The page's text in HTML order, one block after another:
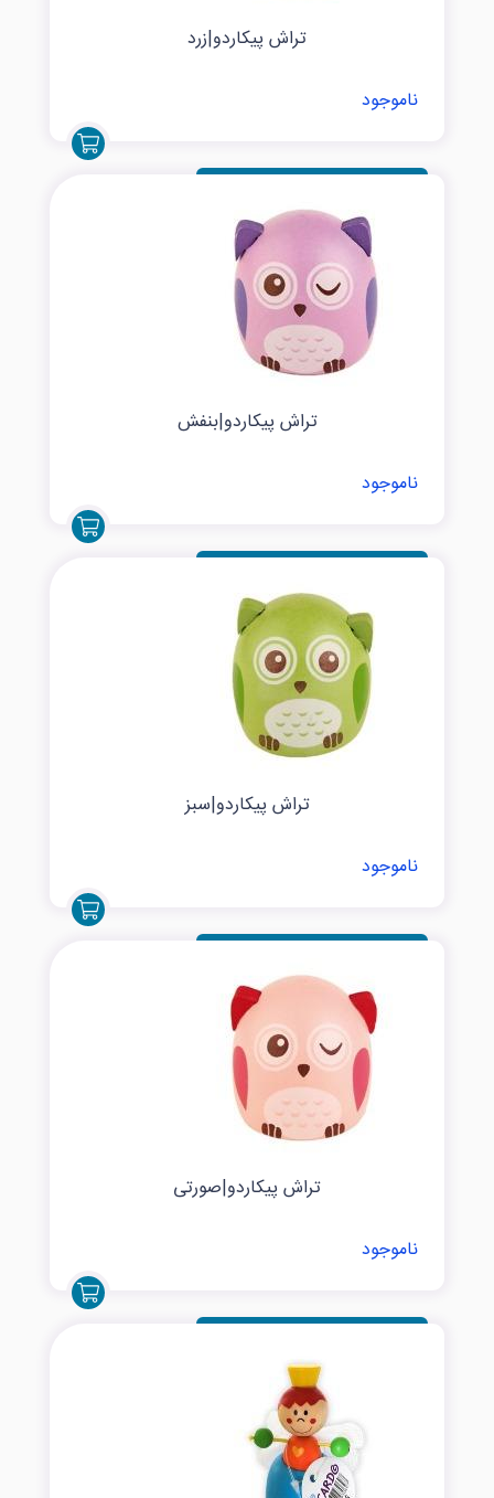
تراش پیکاردو|زرد
ناموجود
تراش پیکاردو|بنفش
ناموجود
تراش پیکاردو|سبز
ناموجود
تراش پیکاردو|صورتی
ناموجود